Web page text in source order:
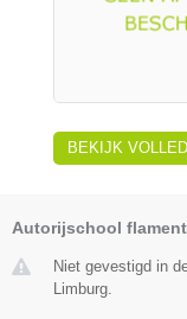
BEKIJK
Autorijschool
Niet gevestigd in
Limburg.